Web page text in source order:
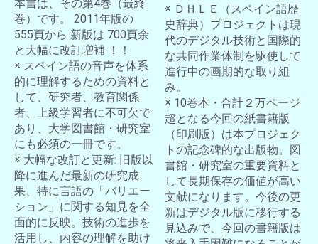
本書は、その第4巻（最終
巻）です。 2011年版の
555頁から 新版は 700頁余
と大幅に改訂増補 ！！
※ スペイン語の音声を体系
的に理解するための資料と
して、研究者、教育関係
者、上級学習者に不可欠で
あり、大学図書館・研究室
にも必須の一冊です。
※ 大幅な改訂と更新: 旧版以
降に進んだ最新の研究成
果、特に言語の「バリエー
ション」に関する知見を全
面的に反映。技術の進歩を
活用し、内容の理解を助け
※ ＤＨＬＥ（スペイン語歴
史辞典）プロジェクトは現
代のデジタル技術と国際的
な共同作業体制を駆使して
進行中の画期的な取り組
み。
※ 10巻本・合計２万ページ
超となる今回の紙書籍版
（印刷版）は本プロジェク
トの記念碑的な出版物。図
書館・研究室の重要資料と
して長期保存の価値が高い
文献になります。今後の更
新はデジタル版に移行する
見込みで、今回の書籍版は